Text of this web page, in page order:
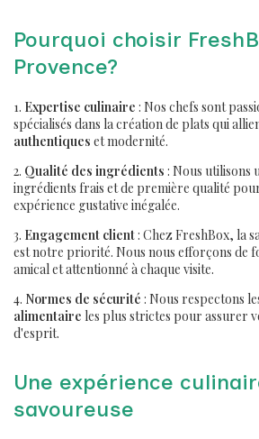
Pourquoi choisir
Provence?
1. Expertise culinaire : Nos chefs sont
spécialisés dans la création de plats qui
authentiques et modernité.
2. Qualité des ingrédients : Nous utilisons
ingrédients frais et de première qualité
expérience gustative inégalée.
3. Engagement client: Chez FreshBox, la
est notre priorité. Nous nous efforçons de
amical et attentionné à chaque visite.
4. Normes de sécurité : Nous respectons
alimentaire les plus strictes pour assurer
d'esprit.
Une expérience
savoureuse